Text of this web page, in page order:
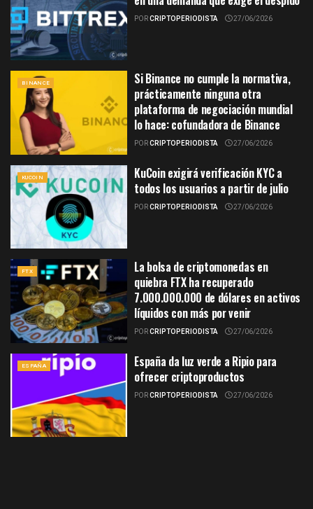
PORCRIPTOPERIODISTA 27/06/2026
BINANCE
Si Binance no cumple la normativa,
prácticamente ninguna otra
plataforma de negociación mundial
lo hace: cofundadora de Binance
PORCRIPTOPERIODISTA 27/06/2026
KUCOIN
KuCoin exigirá verificación KYC a
todos los usuarios a partir de julio
PORCRIPTOPERIODISTA 27/06/2026
FTX
La bolsa de criptomonedas en
quiebra FTX ha recuperado
7.000.000.000 de dólares en activos
líquidos con más por venir
PORCRIPTOPERIODISTA 27/06/2026
ESPAÑA
España da luz verde a Ripio para
ofrecer criptoproductos
PORCRIPTOPERIODISTA 27/06/2026